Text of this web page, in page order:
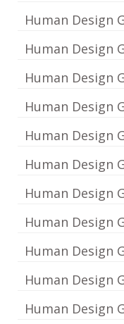
Human Design
Human Design
Human Design
Human Design
Human Design
Human Design
Human Design
Human Design
Human Design
Human Design
Human Design